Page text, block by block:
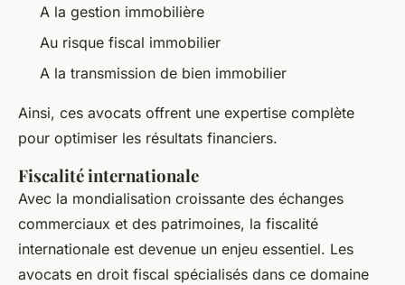
A la gestion immobilière
Au risque fiscal immobilier
A la transmission de bien immobilier
Ainsi, ces avocats offrent une expertise complète
pour optimiser les résultats financiers.
Fiscalité internationale
Avec la mondialisation croissante des échanges
commerciaux et des patrimoines, la fiscalité
internationale est devenue un enjeu essentiel. Les
avocats en droit fiscal spécialisés dans ce domaine